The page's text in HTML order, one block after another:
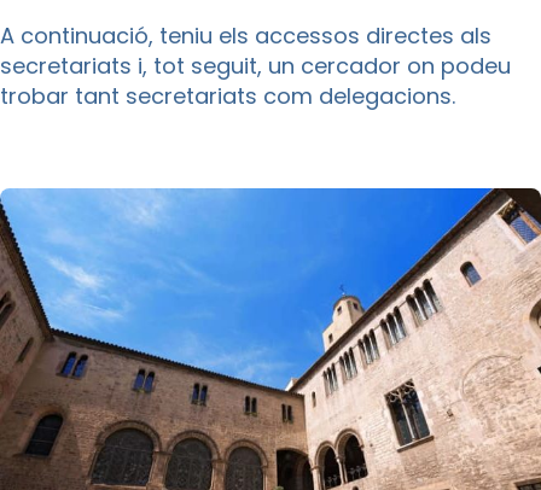
A continuació, teniu els accessos directes als
secretariats i, tot seguit, un cercador on podeu
trobar tant secretariats com delegacions.